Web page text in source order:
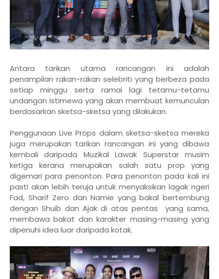
Antara tarikan utama rancangan ini adalah
penampilan rakan-rakan selebriti yang berbeza pada
setiap minggu serta ramai lagi tetamu-tetamu
undangan istimewa yang akan membuat kemunculan
berdasarkan sketsa-sketsa yang dilakukan.
Penggunaan Live Props dalam sketsa-sketsa mereka
juga merupakan tarikan rancangan ini yang dibawa
kembali daripada Muzikal Lawak Superstar musim
ketiga kerana merupakan salah satu prop yang
digemari para penonton. Para penonton pada kali ini
pasti akan lebih teruja untuk menyaksikan lagak ngeri
Fad, Sharif Zero dan Namie yang bakal bertembung
dengan Shuib dan Ajak di atas pentas yang sama,
membawa bakat dan karakter masing-masing yang
dipenuhi idea luar daripada kotak.